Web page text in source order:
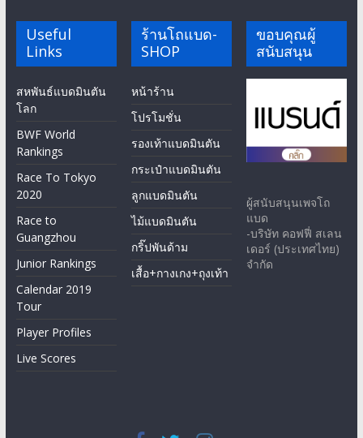
Useful
Links
สหพันธ์แบดมินตัน
โลก
BWF World
Rankings
Race To Tokyo
2020
Race to
Guangzhou
Junior Rankings
Calendar 2019
Tour
Player Profiles
Live Scores
ร้านโถแบด-
SHOP
หน้าร้าน
โปรโมชั่น
รองเท้าแบดมินตัน
กระเป๋าแบดมินตัน
ลูกแบดมินตัน
ไม้แบดมินตัน
กริ๊ปพันด้าม
เสื้อ+กางเกง+ถุงเท้า
ขอบคุณผู้
สนับสนุน
ผู้สนับสนุนเพจโถ
แบด
-บริษัท คอฟฟี่ สเลน
เดอร์ (ประเทศไทย)
จำกัด